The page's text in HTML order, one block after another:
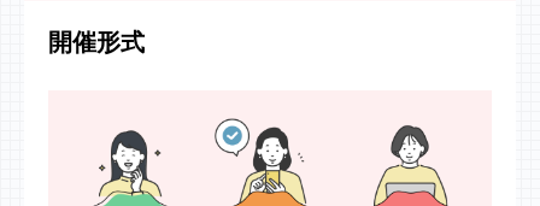
開催形式